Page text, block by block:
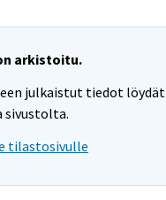
arkistoitu.
julkaistut tiedot löydät
sivustolta.
tilastosivulle